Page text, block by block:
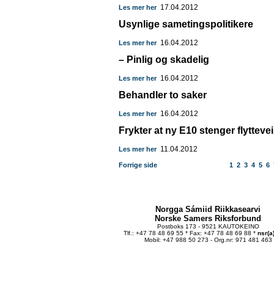
Les mer her17.04.2012
Usynlige sametingspolitikere
Les mer her16.04.2012
– Pinlig og skadelig
Les mer her16.04.2012
Behandler to saker
Les mer her16.04.2012
Frykter at ny E10 stenger flyttevei
Les mer her11.04.2012
Forrige side 1 2 3 4 5 6
Norgga Sámiid Riikkasearvi
Norske Samers Riksforbund
Postboks 173 - 9521 KAUTOKEINO
Tlf.: +47 78 48 69 55 * Fax: +47 78 48 69 88 *
Mobil: +47 988 50 273 - Org.nr: 971 481 463